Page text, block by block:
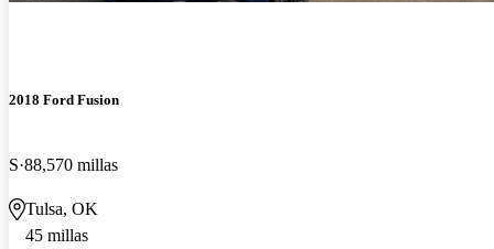
2018 Ford Fusion
S 88,570 millas
Tulsa, OK
45 millas